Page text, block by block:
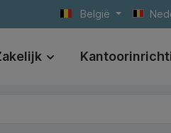
België